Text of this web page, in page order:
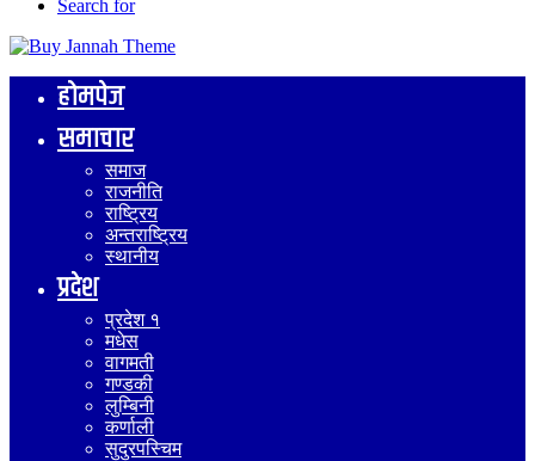
Search for
होमपेज
समाचार
समाज
राजनीति
राष्ट्रिय
अन्तराष्ट्रिय
स्थानीय
प्रदेश
प्रदेश १
मधेस
वागमती
गण्डकी
लुम्बिनी
कर्णाली
सुदुरपस्चिम